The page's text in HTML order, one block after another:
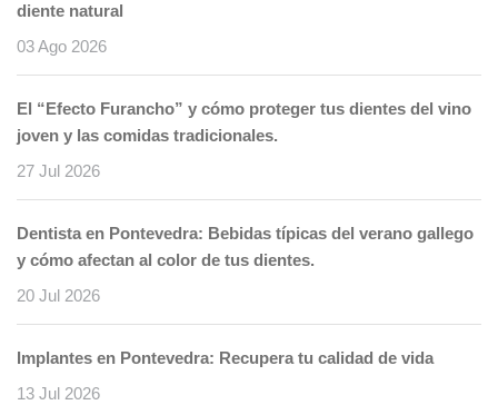
diente natural
03 Ago 2026
El “Efecto Furancho” y cómo proteger tus dientes del vino
joven y las comidas tradicionales.
27 Jul 2026
Dentista en Pontevedra: Bebidas típicas del verano gallego
y cómo afectan al color de tus dientes.
20 Jul 2026
Implantes en Pontevedra: Recupera tu calidad de vida
13 Jul 2026